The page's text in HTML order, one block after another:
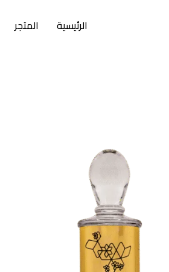
الرئيسية المتجر